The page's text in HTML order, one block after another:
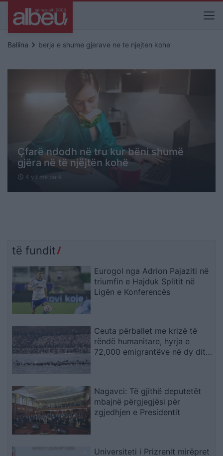
Ballina keyboard_arrow_right berja e shume gjerave ne te njejten kohe
Çfarë ndodh në tru kur bëni shumë
gjëra në të njëjtën kohë
schedule 4 vit me parë
të fundit
Eurogol nga Adrion Pajaziti në
triumfin e Hajduk Splitit në
Ligën e Konferencës
Ceuta përballet me krizë të
rëndë humanitare, hyrja e
72,000 emigrantëve në dy ditë
Nagavci: Të gjithë deputetët
mbajnë përgjegjësi për
zgjedhjen e Presidentit
Universiteti i Prizrenit mirëpret